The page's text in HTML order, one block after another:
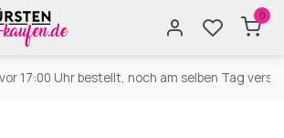
0
17:00 Uhr bestellt, noch am selben Tag